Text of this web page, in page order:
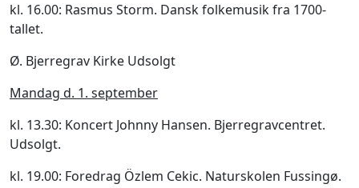
kl. 16.00: Rasmus Storm. Dansk folkemusik fra 1700-
tallet.
Ø. Bjerregrav Kirke Udsolgt
Mandag d. 1. september
kl. 13.30: Koncert Johnny Hansen. Bjerregravcentret.
Udsolgt.
kl. 19.00: Foredrag Özlem Cekic. Naturskolen Fussingø.